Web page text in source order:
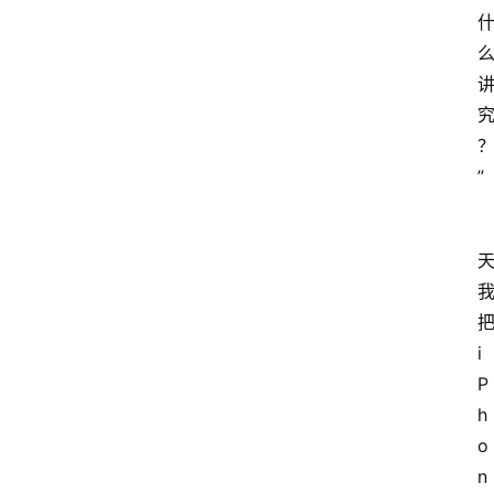
什
么
讲
究
？
”
天
我
把
i
P
h
o
n